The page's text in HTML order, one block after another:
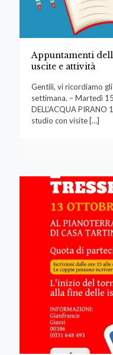
Appuntamenti
uscite e attività
Gentili, vi ricordiamo
settimana. – Martedì
DELL’ACQUA
studio con visite […]